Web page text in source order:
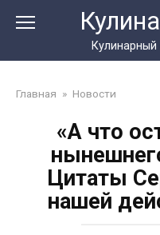
Главная » Новости
«А что
Цитаты
нашей